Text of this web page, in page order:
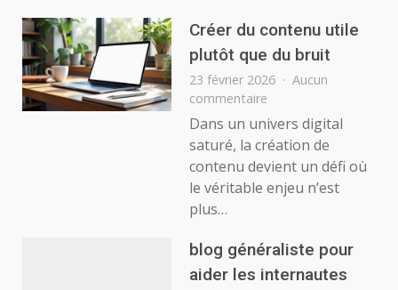
levier
de
visibilité
locale
digitale
Créer du contenu utile
plutôt que du bruit
23 février 2026
Aucun
commentaire
Créer
du
contenu
utile
plutôt
bruit
Dans un univers digital
saturé, la création de
contenu devient un défi où
le véritable enjeu n’est
plus…
blog généraliste pour
aider les internautes